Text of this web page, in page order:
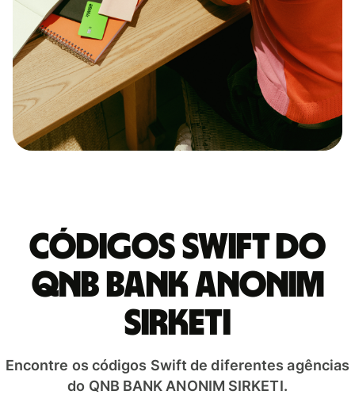
Códigos Swift do
QNB BANK ANONIM
SIRKETI
Encontre os códigos Swift de diferentes agências
do QNB BANK ANONIM SIRKETI.